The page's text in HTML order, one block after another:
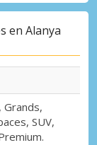
en Alanya
SUV,